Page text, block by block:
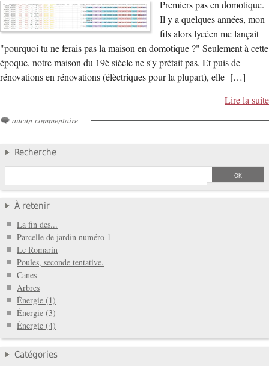
Premiers pas en domotique.
Il y a quelques années, mon
fils alors lycéen me lançait
"pourquoi tu ne ferais pas la maison en domotique ?" Seulement à cette
époque, notre maison du 19è siècle ne s'y prétait pas. Et puis de
rénovations en rénovations (élèctriques pour la plupart), elle […]
Lire la suite
aucun commentaire
Recherche
À retenir
La fin des...
Parcelle de jardin numéro 1
Le Romarin
Poules, seconde tentative.
Canes
Arbres
Énergie (1)
Énergie (3)
Énergie (4)
Catégories